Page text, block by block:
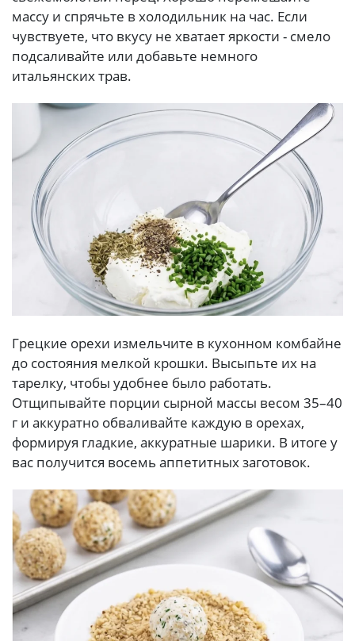
массу и спрячьте в холодильник на час. Если
чувствуете, что вкусу не хватает яркости - смело
подсаливайте или добавьте немного
итальянских трав.
Грецкие орехи измельчите в кухонном комбайне
до состояния мелкой крошки. Высыпьте их на
тарелку, чтобы удобнее было работать.
Отщипывайте порции сырной массы весом 35–40
г и аккуратно обваливайте каждую в орехах,
формируя гладкие, аккуратные шарики. В итоге у
вас получится восемь аппетитных заготовок.